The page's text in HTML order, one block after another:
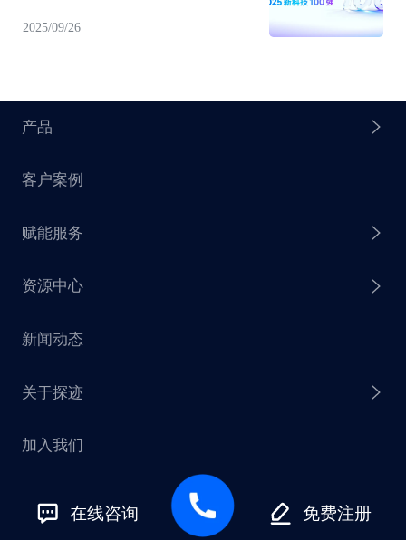
2025/09/26
产品
探迹 AI Agent
探迹 AI 拓客
探迹 AI 触达
探迹 AI CRM
客户案例
赋能服务
赋能计划
资源中心
销售干货
探迹大数据研究院
新闻动态
关于探迹
企业介绍
联系我们
加入我们
在线咨询 免费注册